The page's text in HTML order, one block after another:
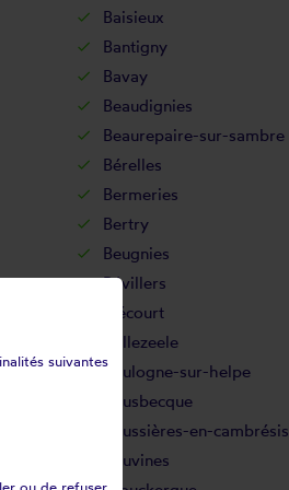
Baisieux
Bantigny
Bavay
Beaudignies
Beaurepaire-sur-sambre
Bérelles
Bermeries
Bertry
Beugnies
Bévillers
Blécourt
Bollezeele
Boulogne-sur-helpe
Bousbecque
Boussières-en-cambrésis
Bouvines
suivantes